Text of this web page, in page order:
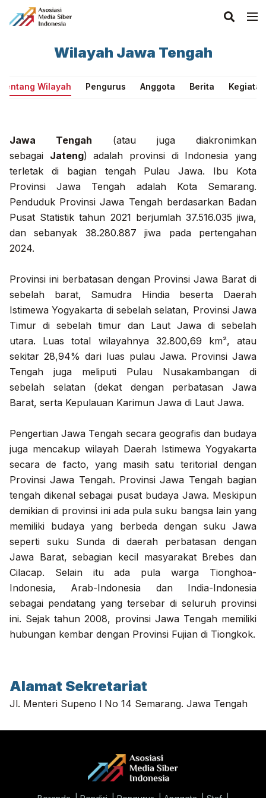
Wilayah Jawa Tengah
Tentang Wilayah Pengurus Anggota Berita Kegiatan
Jawa Tengah (atau juga diakronimkan
sebagai Jateng) adalah provinsi di Indonesia yang
terletak di bagian tengah Pulau Jawa. Ibu Kota
Provinsi Jawa Tengah adalah Kota Semarang.
Penduduk Provinsi Jawa Tengah berdasarkan Badan
Pusat Statistik tahun 2021 berjumlah 37.516.035 jiwa,
dan sebanyak 38.280.887 jiwa pada pertengahan
2024.
Provinsi ini berbatasan dengan Provinsi Jawa Barat di
sebelah barat, Samudra Hindia beserta Daerah
Istimewa Yogyakarta di sebelah selatan, Provinsi Jawa
Timur di sebelah timur dan Laut Jawa di sebelah
utara. Luas total wilayahnya 32.800,69 km², atau
sekitar 28,94% dari luas pulau Jawa. Provinsi Jawa
Tengah juga meliputi Pulau Nusakambangan di
sebelah selatan (dekat dengan perbatasan Jawa
Barat, serta Kepulauan Karimun Jawa di Laut Jawa.
PengertianJawa Tengah secara geografis dan budaya
juga mencakup wilayah Daerah Istimewa Yogyakarta
secara de facto, yang masih satu teritorial dengan
Provinsi Jawa Tengah. Provinsi Jawa Tengah bagian
tengah dikenal sebagai pusat budaya Jawa. Meskipun
demikian di provinsi ini ada pula suku bangsa lain yang
memiliki budaya yang berbeda dengan suku Jawa
seperti suku Sunda di daerah perbatasan dengan
Jawa Barat, sebagian kecil masyarakat Brebes dan
Cilacap. Selain itu ada pula warga Tionghoa-
Indonesia, Arab-Indonesia dan India-Indonesia
sebagai pendatang yang tersebar di seluruh provinsi
ini. Sejak tahun 2008, provinsi Jawa Tengah memiliki
hubungan kembar dengan Provinsi Fujian di Tiongkok.
Alamat Sekretariat
Jl. Menteri Supeno l No 14 Semarang. Jawa Tengah